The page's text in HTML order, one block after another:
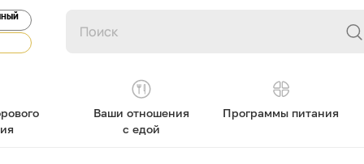
Ваши отношения
с едой
Программы питания